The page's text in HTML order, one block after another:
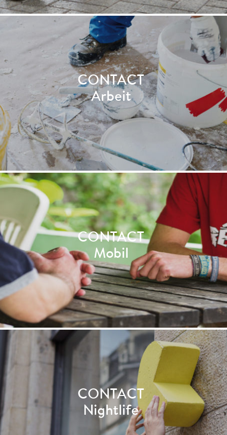
CONTACT
Arbeit
CONTACT
Mobil
CONTACT
Nightlife